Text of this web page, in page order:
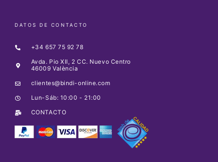
DATOS DE CONTACTO
+34 657 75 92 78
Avda. Pio XII, 2 CC. Nuevo Centro
46009 València
clientes@bindi-online.com
Lun-Sáb: 10:00 - 21:00
CONTACTO